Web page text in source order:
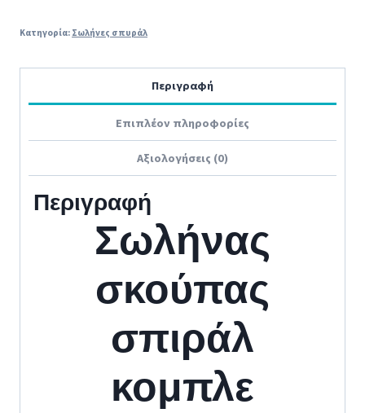
ποσότητα
Κατηγορία: Σωλήνες σπυράλ
Περιγραφή
Επιπλέον πληροφορίες
Αξιολογήσεις (0)
Περιγραφή
Σωλήνας
σκούπας
σπιράλ
κομπλε